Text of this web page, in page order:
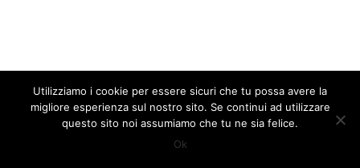
Utilizziamo i cookie per essere sicuri che tu possa avere la
migliore esperienza sul nostro sito. Se continui ad utilizzare
questo sito noi assumiamo che tu ne sia felice.
Ok